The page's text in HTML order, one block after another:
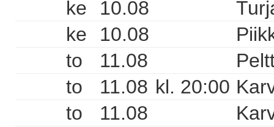
ke
10.08
ke
10.08
to
11.08
to
11.08 kl. 20:00
to
11.08